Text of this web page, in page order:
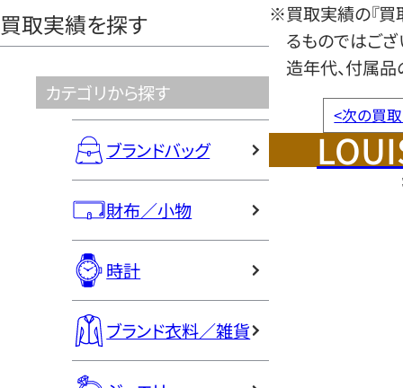
買取実績を探す
カテゴリから探す
ブランドバッグ
財布／小物
時計
ブランド衣料／雑貨
※買取実績の『買
るものではござ
造年代、付属品
<次の買